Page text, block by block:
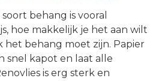
behang is vooral
hoe makkelijk je het aan wilt
het behang moet zijn. Papier
snel kapot en laat alle
is erg sterk en